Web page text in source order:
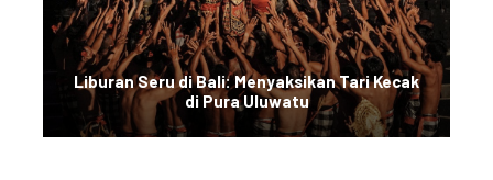
Liburan Seru di Bali: Menyaksikan Tari Kecak
di Pura Uluwatu